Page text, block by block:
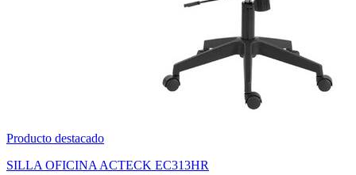
Producto destacado
SET DE 100 PLUMONES ACRILICOS PUNTA PINCEL